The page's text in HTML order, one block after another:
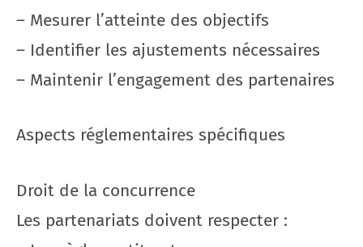
– Mesurer l’atteinte des objectifs
– Identifier les ajustements nécessaires
– Maintenir l’engagement des partenaires
Aspects réglementaires spécifiques
Droit de la concurrence
Les partenariats doivent respecter :